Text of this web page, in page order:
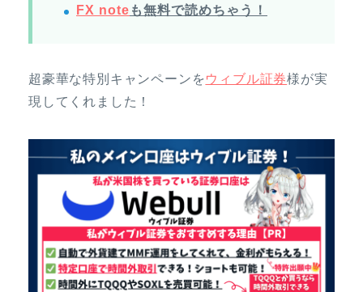
FX note も無料で読めちゃう！
超豪華な特別キャンペーンを ウィブル証券様が実
現してくれました！